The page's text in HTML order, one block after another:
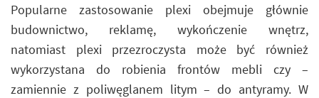
Popularne zastosowanie plexi obejmuje głównie
budownictwo, reklamę, wykończenie wnętrz,
natomiast plexi przezroczysta może być również
wykorzystana do robienia frontów mebli czy –
zamiennie z poliwęglanem litym – do antyramy. W